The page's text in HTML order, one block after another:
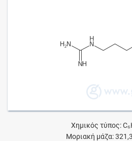
Χημικός τύπος:
Μοριακή μάζα: